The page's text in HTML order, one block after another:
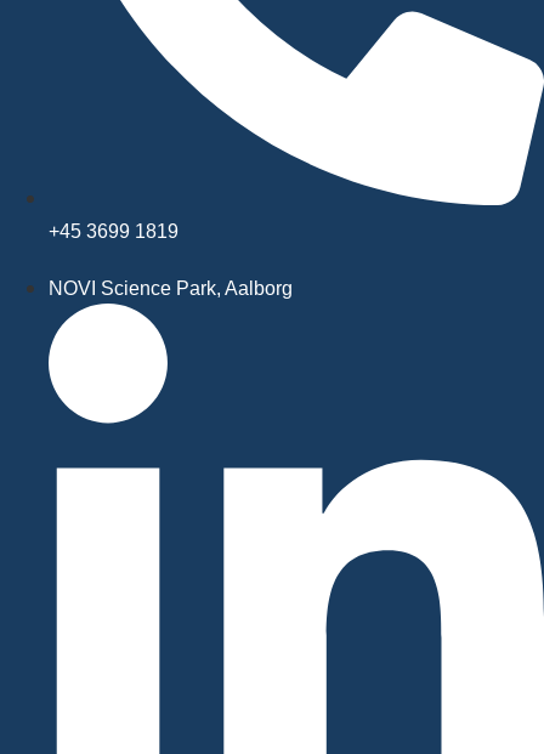
+45 3699 1819
NOVI Science Park, Aalborg